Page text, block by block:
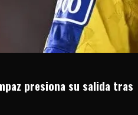
presiona su salida tras